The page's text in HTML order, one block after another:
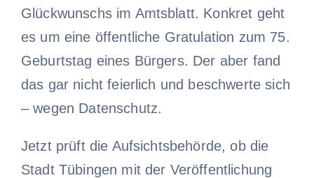
Glückwunschs im Amtsblatt. Konkret geht
es um eine öffentliche Gratulation zum 75.
Geburtstag eines Bürgers. Der aber fand
das gar nicht feierlich und beschwerte sich
– wegen Datenschutz.
Jetzt prüft die Aufsichtsbehörde, ob die
Stadt Tübingen mit der Veröffentlichung